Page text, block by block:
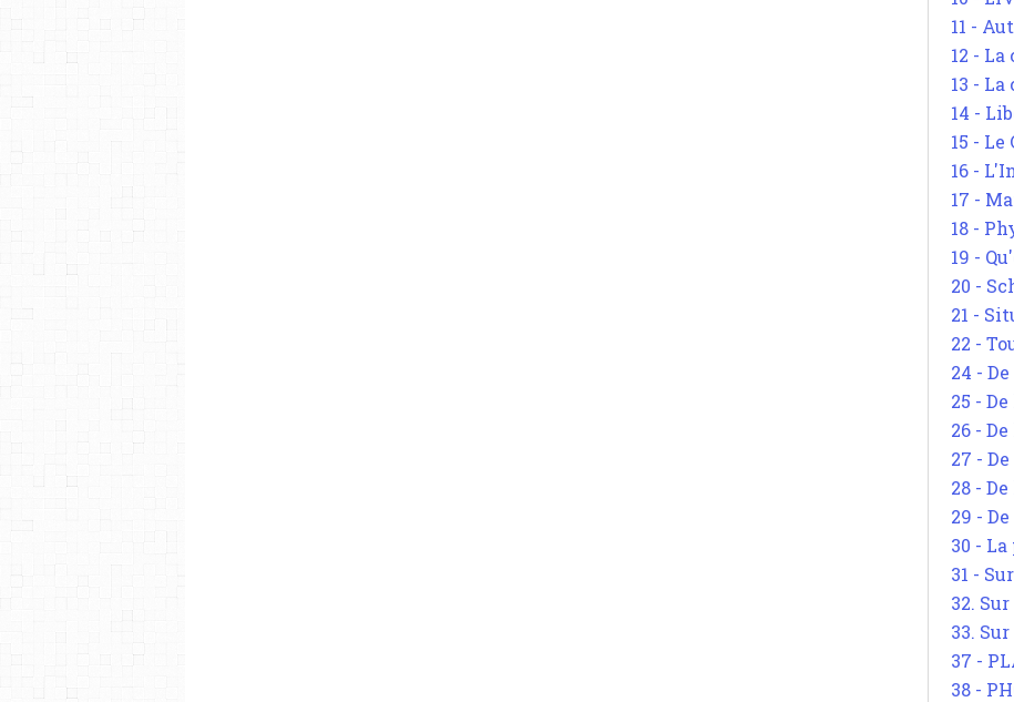
11 -
12 -
13 -
14 -
15 -
16 -
17 -
18 -
19 -
20 -
21 -
22 -
24 -
25 -
26 -
27 -
28 -
29 -
30 -
31 -
32.
33.
37 -
38 -